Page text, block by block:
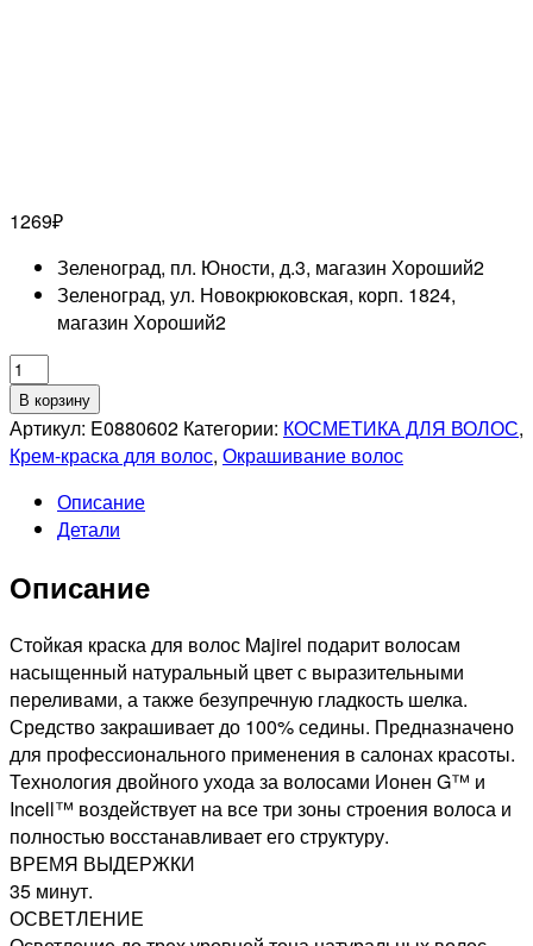
1269₽
Зеленоград, пл. Юности, д.3, магазин Хороший2
Зеленоград, ул. Новокрюковская, корп. 1824,
магазин Хороший2
Количество
товара
L'OREAL
PROFESSIONNEL
MAJIREL
СТОЙКАЯ
ДЛЯ
БЛОНДИН
ГЛУБОКИЙ
МЕДНЫЙ,
50мл
В корзину
Артикул: E0880602 Категории: КОСМЕТИКА ДЛЯ ВОЛОС,
Крем-краска для волос, Окрашивание волос
Описание
Детали
Описание
Стойкая краска для волос Majirel подарит волосам
насыщенный натуральный цвет с выразительными
переливами, а также безупречную гладкость шелка.
Средство закрашивает до 100% седины. Предназначено
для профессионального применения в салонах красоты.
Технология двойного ухода за волосами Ионен G™ и
Incell™ воздействует на все три зоны строения волоса и
полностью восстанавливает его структуру.
ВРЕМЯ ВЫДЕРЖКИ
35 минут.
ОСВЕТЛЕНИЕ